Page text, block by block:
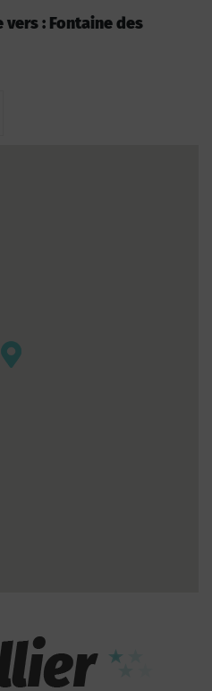
: Fontaine des